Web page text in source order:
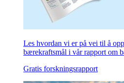
Les hvordan vi er på vei til å
bærekraftsmål i vår rapport om
Gratis forskningsrapport